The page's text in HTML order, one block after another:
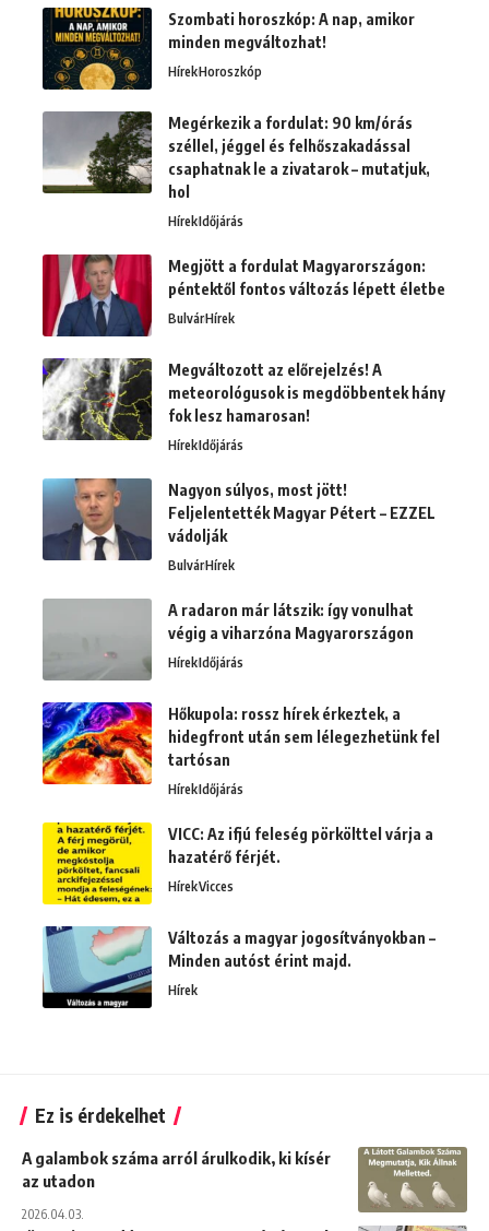
Szombati horoszkóp: A nap, amikor
minden megváltozhat!
HírekHoroszkóp
Megérkezik a fordulat: 90 km/órás
széllel, jéggel és felhőszakadással
csaphatnak le a zivatarok – mutatjuk,
hol
HírekIdőjárás
Megjött a fordulat Magyarországon:
péntektől fontos változás lépett életbe
BulvárHírek
Megváltozott az előrejelzés! A
meteorológusok is megdöbbentek hány
fok lesz hamarosan!
HírekIdőjárás
Nagyon súlyos, most jött!
Feljelentették Magyar Pétert – EZZEL
vádolják
BulvárHírek
A radaron már látszik: így vonulhat
végig a viharzóna Magyarországon
HírekIdőjárás
Hőkupola: rossz hírek érkeztek, a
hidegfront után sem lélegezhetünk fel
tartósan
HírekIdőjárás
VICC: Az ifjú feleség pörkölttel várja a
hazatérő férjét.
HírekVicces
Változás a magyar jogosítványokban –
Minden autóst érint majd.
Hírek
Ez is érdekelhet
A galambok száma arról árulkodik, ki kísér
az utadon
2026.04.03.